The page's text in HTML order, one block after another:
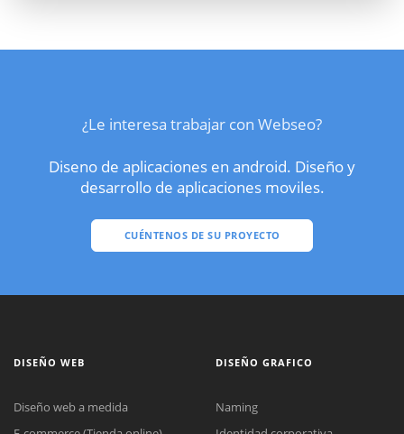
¿Le interesa trabajar con Webseo?
Diseno de aplicaciones en android. Diseño y
desarrollo de aplicaciones moviles.
CUÉNTENOS DE SU PROYECTO
DISEÑO WEB
Diseño web a medida
DISEÑO GRAFICO
Naming